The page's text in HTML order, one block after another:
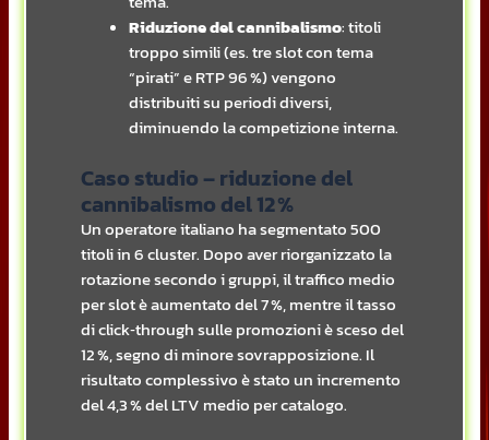
Riduzione del cannibalismo: titoli
troppo simili (es. tre slot con tema
“pirati” e RTP 96 %) vengono
distribuiti su periodi diversi,
diminuendo la competizione interna.
Caso studio – riduzione del
cannibalismo del 12 %
Un operatore italiano ha segmentato 500
titoli in 6 cluster. Dopo aver riorganizzato la
rotazione secondo i gruppi, il traffico medio
per slot è aumentato del 7 %, mentre il tasso
di click‑through sulle promozioni è sceso del
12 %, segno di minore sovrapposizione. Il
risultato complessivo è stato un incremento
del 4,3 % del LTV medio per catalogo.